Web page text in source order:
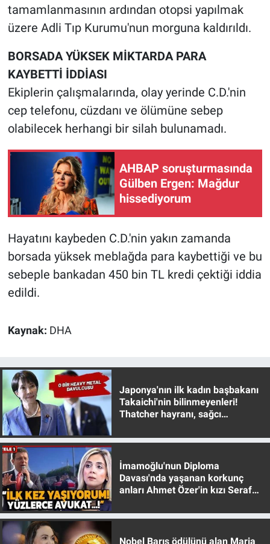
tamamlanmasının ardından otopsi yapılmak
üzere Adli Tıp Kurumu'nun morguna kaldırıldı.
BORSADA YÜKSEK MİKTARDA PARA
KAYBETTİ İDDİASI
Ekiplerin çalışmalarında, olay yerinde C.D.'nin
cep telefonu, cüzdanı ve ölümüne sebep
olabilecek herhangi bir silah bulunamadı.
AHBAP soruşturmasında
Gülben Ergen: Mağdur
hissediyorum
Hayatını kaybeden C.D.'nin yakın zamanda
borsada yüksek meblağda para kaybettiği ve bu
sebeple bankadan 450 bin TL kredi çektiği iddia
edildi.
Kaynak: DHA
Japonya'nın ilk kadın başbakanı
Takaichi'nin bilinmeyenleri!
Thatcher hayranı, sağcı
İmamoğlu'nun Diploma
Davası'nda yaşanan korkunç
anları Ahmet Özer'in kızı Seraf
Nobel Barış ödülünü alan Maria
Nedir
Programlar
Sağlık
Spor
Teknoloji
Türkiye'nin Geleceği
Yerel Gündem
Yerel Yaşam